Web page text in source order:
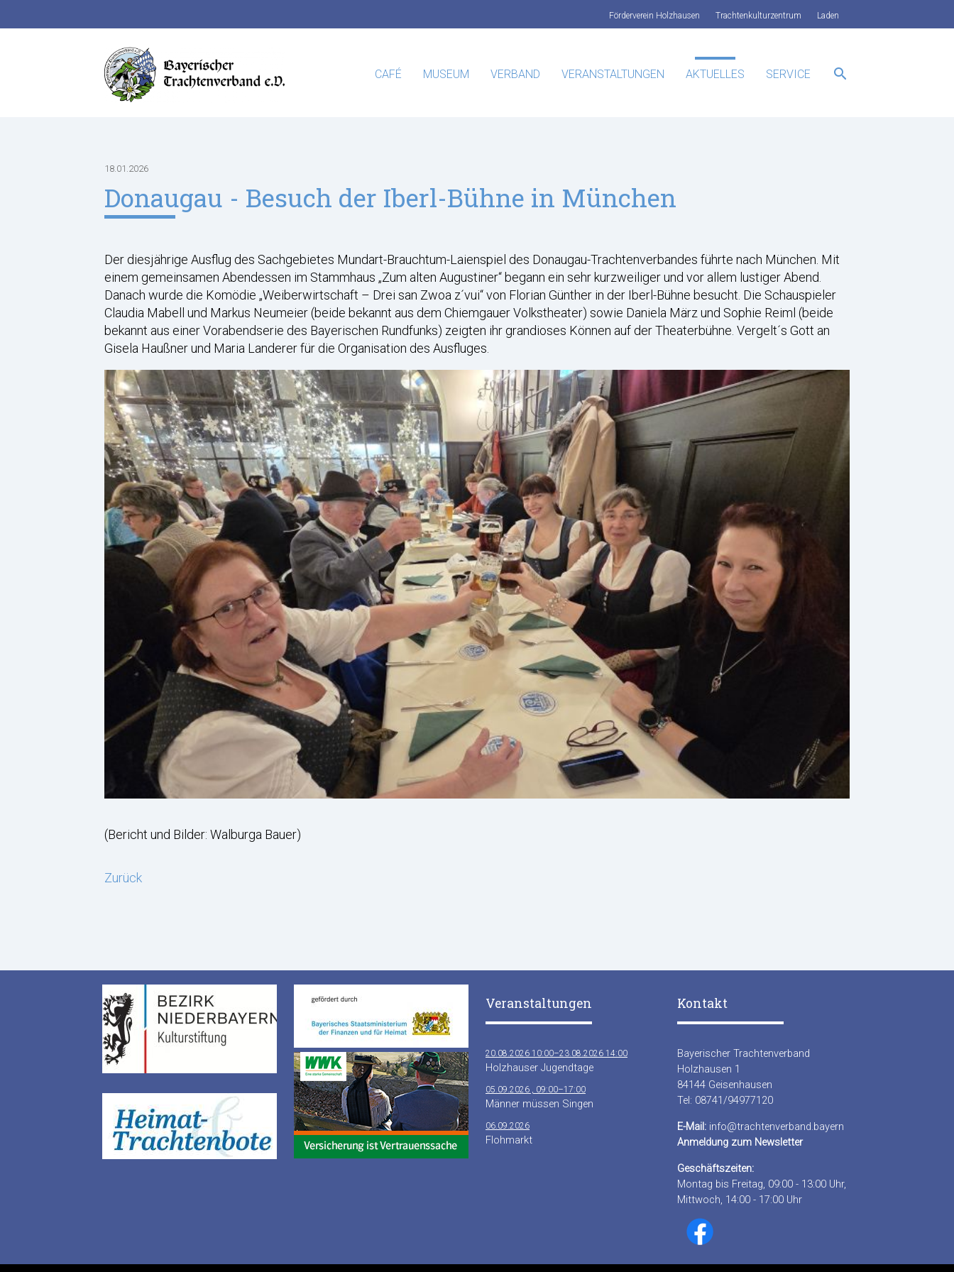
Laden
Trachtenkulturzentrum
Förderverein Holzhausen
CAFÉ MUSEUM VERBAND VERANSTALTUNGEN AKTUELLES SERVICE search
18.01.2026
Donaugau - Besuch der Iberl-Bühne in München
Der diesjährige Ausflug des Sachgebietes Mundart-Brauchtum-Laienspiel des Donaugau-Trachtenverbandes führte nach München. Mit
einem gemeinsamen Abendessen im Stammhaus „Zum alten Augustiner“ begann ein sehr kurzweiliger und vor allem lustiger Abend.
Danach wurde die Komödie „Weiberwirtschaft – Drei san Zwoa z´vui“ von Florian Günther in der Iberl-Bühne besucht. Die Schauspieler
Claudia Mabell und Markus Neumeier (beide bekannt aus dem Chiemgauer Volkstheater) sowie Daniela März und Sophie Reiml (beide
bekannt aus einer Vorabendserie des Bayerischen Rundfunks) zeigten ihr grandioses Können auf der Theaterbühne. Vergelt´s Gott an
Gisela Haußner und Maria Landerer für die Organisation des Ausfluges.
(Bericht und Bilder: Walburga Bauer)
Zurück
Veranstaltungen
20.08.2026 10:00–23.08.2026 14:00
Holzhauser Jugendtage
05.09.2026 , 09:00–17:00
Männer müssen Singen
06.09.2026
Flohmarkt
Kontakt
Bayerischer Trachtenverband
Holzhausen 1
84144 Geisenhausen
Tel: 08741/94977120
E-Mail: info@trachtenverband.bayern
Anmeldung zum Newsletter
Geschäftszeiten:
Montag bis Freitag, 09:00 - 13:00 Uhr,
Mittwoch, 14:00 - 17:00 Uhr